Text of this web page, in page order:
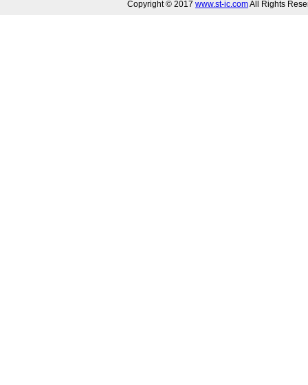
Copyright © 2017 www.st-ic.comAll Rights